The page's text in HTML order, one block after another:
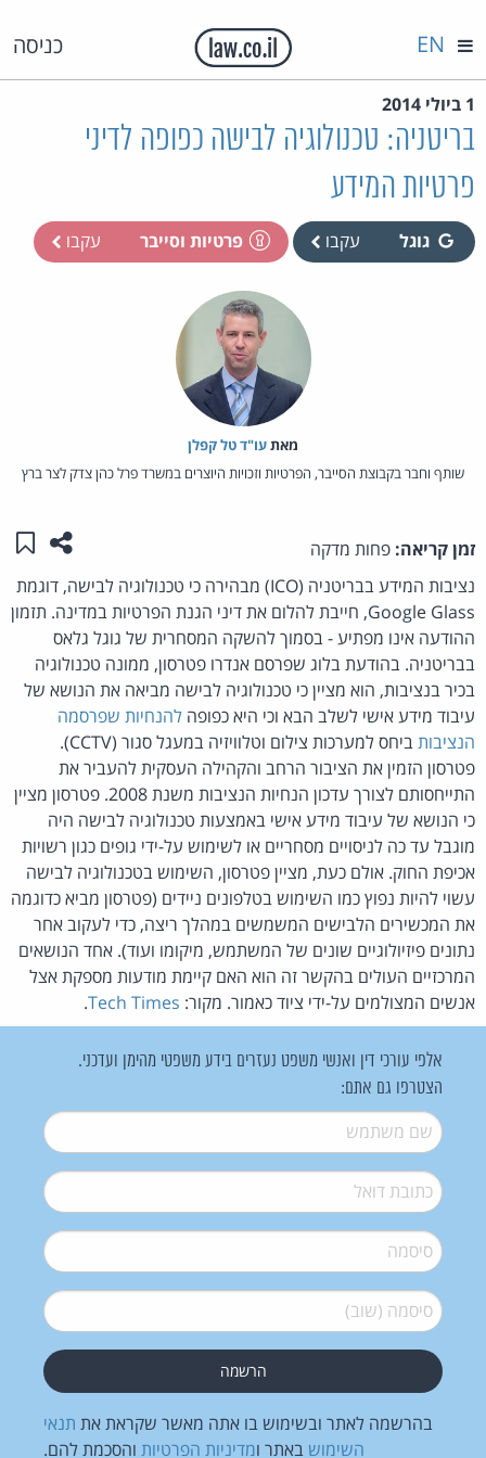
כניסה EN
1 ביולי 2014
בריטניה: טכנולוגיה לבישה כפופה לדיני
פרטיות המידע
גוגל עקבו פרטיות וסייבר עקבו
מאת‏עו"ד טל קפלן
שותף וחבר בקבוצת הסייבר, הפרטיות וזכויות היוצרים במשרד פרל כהן צדק לצר ברץ
זמן קריאה: פחות מדקה שתפו
נציבות המידע בבריטניה (ICO) מבהירה כי טכנולוגיה לבישה, דוגמת
Google Glass, חייבת להלום את דיני הגנת הפרטיות במדינה. תזמון
ההודעה אינו מפתיע - בסמוך להשקה המסחרית של גוגל גלאס
בבריטניה. בהודעת בלוג שפרסם אנדרו פטרסון, ממונה טכנולוגיה
בכיר בנציבות, הוא מציין כי טכנולוגיה לבישה מביאה את הנושא של
עיבוד מידע אישי לשלב הבא וכי היא כפופה להנחיות שפרסמה
הנציבות
ביחס למערכות צילום וטלוויזיה במעגל סגור (CCTV).
פטרסון הזמין את הציבור הרחב והקהילה העסקית להעביר את
התייחסותם לצורך עדכון הנחיות הנציבות משנת 2008. פטרסון מציין
כי הנושא של עיבוד מידע אישי באמצעות טכנולוגיה לבישה היה
מוגבל עד כה לניסויים מסחריים או לשימוש על-ידי גופים כגון רשויות
אכיפת החוק. אולם כעת, מציין פטרסון, השימוש בטכנולוגיה לבישה
עשוי להיות נפוץ כמו השימוש בטלפונים ניידים (פטרסון מביא כדוגמה
את המכשירים הלבישים המשמשים במהלך ריצה, כדי לעקוב אחר
נתונים פיזיולוגיים שונים של המשתמש, מיקומו ועוד). אחד הנושאים
המרכזיים העולים בהקשר זה הוא האם קיימת מודעות מספקת אצל
אנשים המצולמים על-ידי ציוד כאמור. מקור: Tech Times
.
אלפי עורכי דין ואנשי משפט נעזרים בידע משפטי מהימן ועדכני.
הצטרפו גם אתם:
שם משתמש*
דואל*
סיסמה*
סיסמה (שוב)*
בהרשמה לאתר ובשימוש בו אתה מאשר שקראת את תנאי
השימוש באתר ומדיניות הפרטיות והסכמת להם.